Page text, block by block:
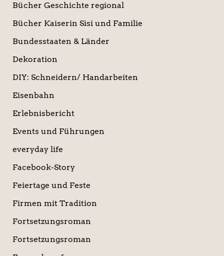
Bücher Geschichte regional
Bücher Kaiserin Sisi und Familie
Bundesstaaten & Länder
Dekoration
DIY: Schneidern/ Handarbeiten
Eisenbahn
Erlebnisbericht
Events und Führungen
everyday life
Facebook-Story
Feiertage und Feste
Firmen mit Tradition
Fortsetzungsroman
Fortsetzungsroman